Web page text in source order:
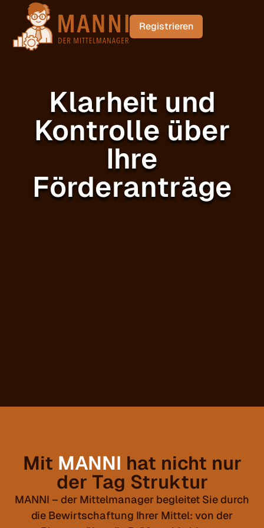
Registrieren
Klarheit und
Kontrolle über
Ihre
Förderanträge
Mit MANNI hat nicht nur
der Tag Struktur
MANNI – der Mittelmanager begleitet Sie durch
die Bewirtschaftung Ihrer Mittel: von der